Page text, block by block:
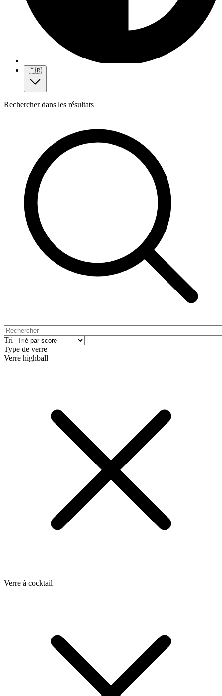
🇫🇷
Rechercher dans les résultats
Tri
Type de verre
Verre highball
Verre à cocktail